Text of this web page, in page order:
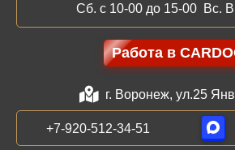
Сб. с 10-00 до 15-00 Вс.
Работа в
г. Воронеж, ул.25
+7-920-512-34-51